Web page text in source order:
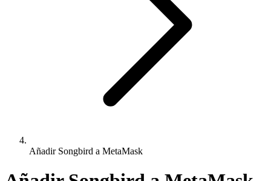
Añadir Songbird a MetaMask